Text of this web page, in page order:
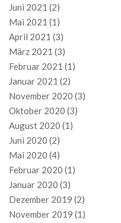
Juni 2021 (2)
Mai 2021 (1)
April 2021 (3)
März 2021 (3)
Februar 2021 (1)
Januar 2021 (2)
November 2020 (3)
Oktober 2020 (3)
August 2020 (1)
Juni 2020 (2)
Mai 2020 (4)
Februar 2020 (1)
Januar 2020 (3)
Dezember 2019 (2)
November 2019 (1)